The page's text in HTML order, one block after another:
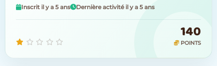
Inscrit il y a 5 ans Dernière activité il y a 5 ans
140
POINTS